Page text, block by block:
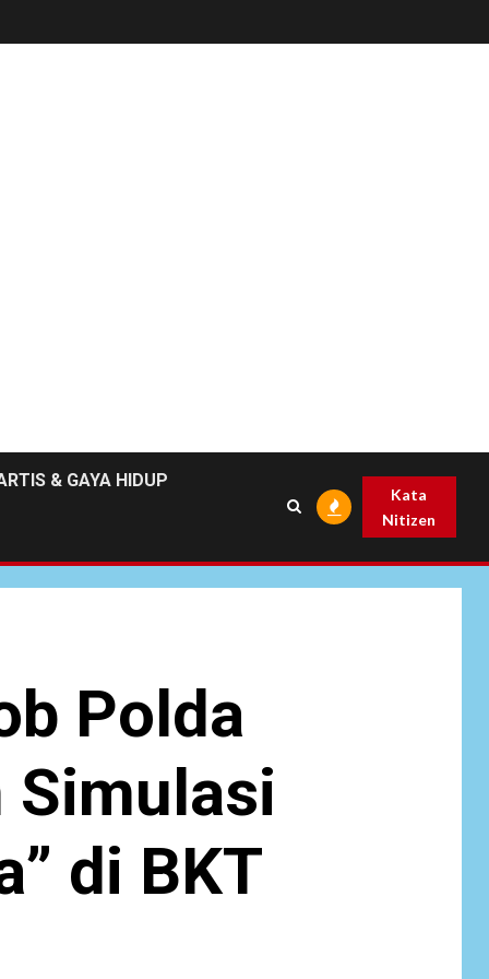
& GAYA HIDUP
Kata
Nitizen
Polda
Simulasi
di BKT
6
Soal Dugaan
Tenaga Ahli Fiktif,
KPK Diminta
Tongkrongi
NEWS
Yonarmed
13/Nanggala
Liter Air Bersih
Gratis di Desa
Pesayah